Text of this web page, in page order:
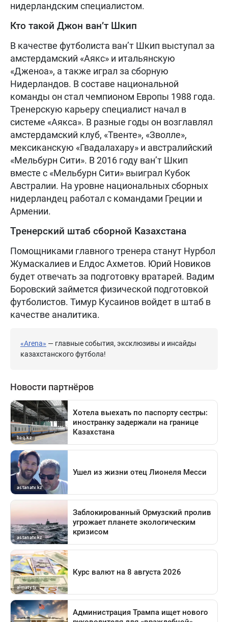
нидерландским специалистом.
Кто такой Джон ван’т Шкип
В качестве футболиста ван’т Шкип выступал за
амстердамский «Аякс» и итальянскую
«Дженоа», а также играл за сборную
Нидерландов. В составе национальной
команды он стал чемпионом Европы 1988 года.
Тренерскую карьеру специалист начал в
системе «Аякса». В разные годы он возглавлял
амстердамский клуб, «Твенте», «Зволле»,
мексиканскую «Гвадалахару» и австралийский
«Мельбурн Сити». В 2016 году ван’т Шкип
вместе с «Мельбурн Сити» выиграл Кубок
Австралии. На уровне национальных сборных
нидерландец работал с командами Греции и
Армении.
Тренерский штаб сборной Казахстана
Помощниками главного тренера станут Нурбол
Жумаскалиев и Елдос Ахметов. Юрий Новиков
будет отвечать за подготовку вратарей. Вадим
Боровский займется физической подготовкой
футболистов. Тимур Кусаинов войдет в штаб в
качестве аналитика.
«Arena» — главные события, эксклюзивы и инсайды
казахстанского футбола!